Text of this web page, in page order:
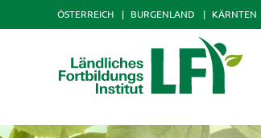
ÖSTERREICH BURGENLAND KÄRNTEN